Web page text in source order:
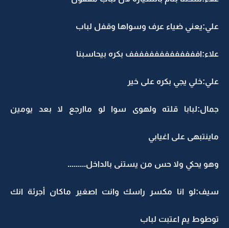
علي:يعني ضياء عرف وسواها وقفل لباب
علاء:افففففففففففففف بكره بيحاسبنا
علي:خلي يجي بكره على خير
جمال:لبابا قلته ولهوى سوا لو ماارجع لا بعد يومين
ماينتبهى على اغيابي
وهو يحكي ولا حس من يستنى بالداخل.........
سيف:لو انا مكسر راسك وانت اصغير ماكان أجرئة انك
توطوط يم اعتبت لباب